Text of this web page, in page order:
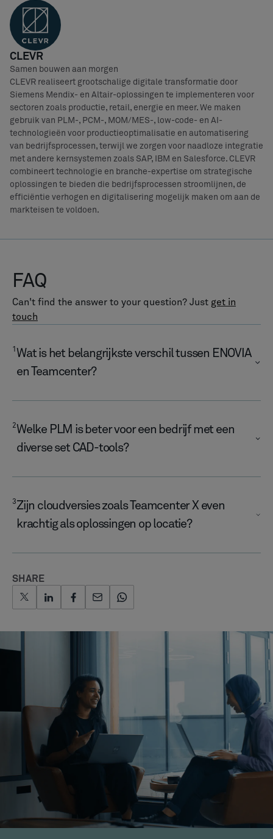
OPLOSSINGEN
PLM voor productie
MOM
Low-code
Implementaties
Consultancy
Ondersteuning
SLIM
Over ons
By clicking “Accept All Cookies”, you agree to the storing of
cookies on your device to enhance site navigation, analyze site
usage, and assist in our marketing efforts.
Accept All Cookies
Cookies Settings